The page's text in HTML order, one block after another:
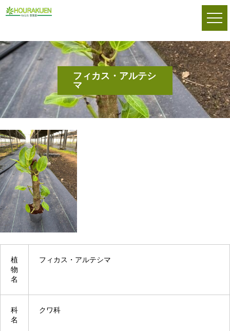
フィカス・アルテシ
マ
植
物
名
フィカス・アルテシマ
科
名
クワ科